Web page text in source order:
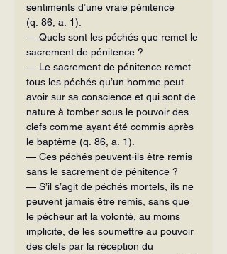
sentiments d’une vraie pénitence
(q. 86, a. 1).
— Quels sont les péchés que remet le
sacrement de pénitence ?
— Le sacrement de pénitence remet
tous les péchés qu’un homme peut
avoir sur sa conscience et qui sont de
nature à tomber sous le pouvoir des
clefs comme ayant été commis après
le baptême (q. 86, a. 1).
— Ces péchés peuvent-ils être remis
sans le sacrement de pénitence ?
— S’il s’agit de péchés mortels, ils ne
peuvent jamais être remis, sans que
le pécheur ait la volonté, au moins
implicite, de les soumettre au pouvoir
des clefs par la réception du